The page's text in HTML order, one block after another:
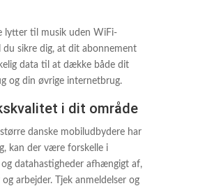
lytter til musik uden WiFi-
du sikre dig, at dit abonnement
data til at dække både dit
og din øvrige internetbrug.
i dit område
danske mobiludbydere har
kan der være forskelle i
og datahastigheder afhængigt af,
arbejder. Tjek anmeldelser og